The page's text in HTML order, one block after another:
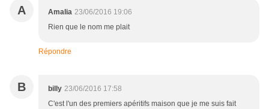
A Amalia 23/06/2016 19:06
Rien que le nom me plait
Répondre
B billy 23/06/2016 17:58
C'est l'un des premiers apéritifs maison que je me suis fait